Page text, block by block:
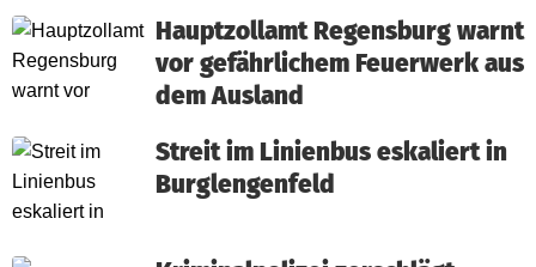
Hauptzollamt Regensburg warnt
vor gefährlichem Feuerwerk aus
dem Ausland
Streit im Linienbus eskaliert in
Burglengenfeld